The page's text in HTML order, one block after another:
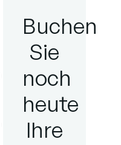
Buchen
Sie
noch
heute
Ihre